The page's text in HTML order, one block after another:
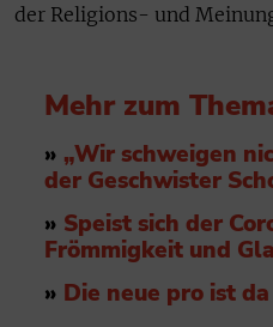
der Religions- und
Mehr zum
» „Wir schweigen
der Geschwister
» Speist sich der
Frömmigkeit und
» Die neue pro ist da